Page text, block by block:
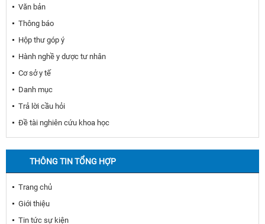
Văn bản
Thông báo
Hộp thư góp ý
Hành nghề y dược tư nhân
Cơ sở y tế
Danh mục
Trả lời cầu hỏi
Đề tài nghiên cứu khoa học
THÔNG TIN TỔNG HỢP
Trang chủ
Giới thiệu
Tin tức sự kiện